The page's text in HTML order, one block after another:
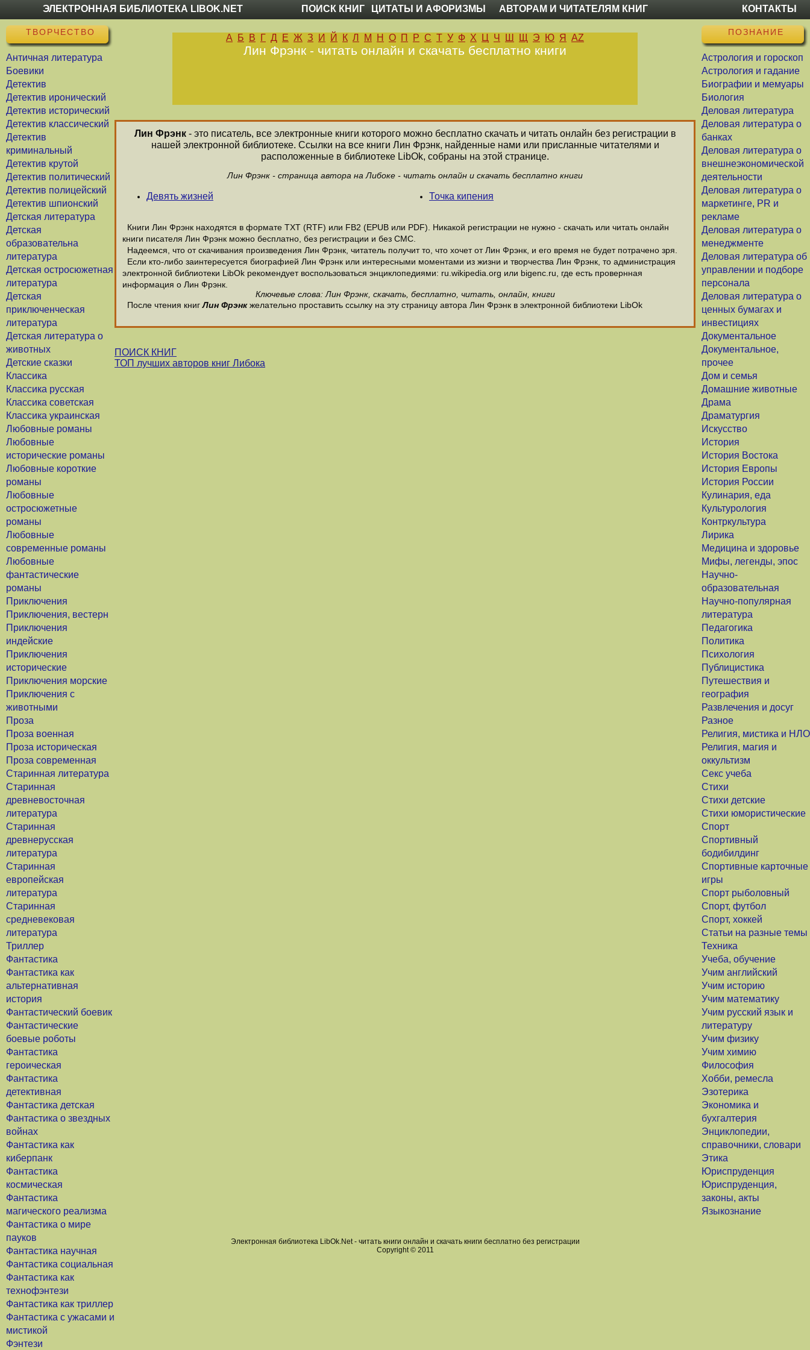
ЭЛЕКТРОННАЯ БИБЛИОТЕКА LIBOK.NET ПОИСК КНИГ ЦИТАТЫ И АФОРИЗМЫ АВТОРАМ И ЧИТАТЕЛЯМ КНИГ КОНТАКТЫ
ТВОРЧЕСТВО
Античная литература
Боевики
Детектив
Детектив иронический
Детектив исторический
Детектив классический
Детектив
криминальный
Детектив крутой
Детектив политический
Детектив полицейский
Детектив шпионский
Детская литература
Детская
образовательна
литература
Детская остросюжетная
литература
Детская
приключенческая
литература
Детская литература о
животных
Детские сказки
Классика
Классика русская
Классика советская
Классика украинская
Любовные романы
Любовные
исторические романы
Любовные короткие
романы
Любовные
остросюжетные
романы
Любовные
современные романы
Любовные
фантастические
романы
Приключения
Приключения, вестерн
Приключения
индейские
Приключения
исторические
Приключения морские
Приключения с
животными
Проза
Проза военная
Проза историческая
Проза современная
Старинная литература
Старинная
древневосточная
литература
Старинная
древнерусская
литература
Старинная
европейская
литература
Старинная
средневековая
литература
Триллер
Фантастика
Фантастика как
альтернативная
история
Фантастический боевик
Фантастические
боевые роботы
Фантастика
героическая
Фантастика
детективная
Фантастика детская
Фантастика о звездных
войнах
Фантастика как
киберпанк
Фантастика
космическая
Фантастика
магического реализма
Фантастика о мире
пауков
Фантастика научная
Фантастика социальная
Фантастика как
технофэнтези
Фантастика как триллер
Фантастика с ужасами и
мистикой
Фэнтези
ПОЗНАНИЕ
Астрология и гороскоп
Астрология и гадание
Биографии и мемуары
Биология
Деловая литература
Деловая литература о
банках
Деловая литература о
внешнеэкономической
деятельности
Деловая литература о
маркетинге, PR и
рекламе
Деловая литература о
менеджменте
Деловая литература об
управлении и подборе
персонала
Деловая литература о
ценных бумагах и
инвестициях
Документальное
Документальное,
прочее
Дом и семья
Домашние животные
Драма
Драматургия
Искусство
История
История Востока
История Европы
История России
Кулинария, еда
Культурология
Контркультура
Лирика
Медицина и здоровье
Мифы, легенды, эпос
Научно-
образовательная
Научно-популярная
литература
Педагогика
Политика
Психология
Публицистика
Путешествия и
география
Развлечения и досуг
Разное
Религия, мистика и НЛО
Религия, магия и
оккультизм
Секс учеба
Стихи
Стихи детские
Стихи юмористические
Спорт
Спортивный
бодибилдинг
Спортивные карточные
игры
Спорт рыболовный
Спорт, футбол
Спорт, хоккей
Статьи на разные темы
Техника
Учеба, обучение
Учим английский
Учим историю
Учим математику
Учим русский язык и
литературу
Учим физику
Учим химию
Философия
Хобби, ремесла
Эзотерика
Экономика и
бухгалтерия
Энциклопедии,
справочники, словари
Этика
Юриспруденция
Юриспруденция,
законы, акты
Языкознание
А Б В Г Д Е Ж З И Й К Л М Н О П Р С Т У Ф Х Ц Ч Ш Щ Э Ю Я AZ
Лин Фрэнк - читать онлайн и скачать бесплатно книги
Лин Фрэнк- это писатель, все электронные книги которого можно бесплатно скачать и читать онлайн без регистрации в
нашей электронной библиотеке. Ссылки на все книги Лин Фрэнк, найденные нами или присланные читателями и
расположенные в библиотеке LibOk, собраны на этой странице.
Лин Фрэнк - страница автора на Либоке - читать онлайн и скачать бесплатно книги
Девять жизней Точка кипения
Книги Лин Фрэнк находятся в формате ТХТ (RTF) или FB2 (EPUB или PDF). Никакой регистрации не нужно - скачать или читать онлайн
книги писателя Лин Фрэнк можно бесплатно, без регистрации и без СМС.
Надеемся, что от скачивания произведения Лин Фрэнк, читатель получит то, что хочет от Лин Фрэнк, и его время не будет потрачено зря.
Если кто-либо заинтересуется биографией Лин Фрэнк или интересными моментами из жизни и творчества Лин Фрэнк, то администрация
электронной библиотеки LibOk рекомендует воспользоваться энциклопедиями: ru.wikipedia.org или bigenc.ru, где есть провернная
информация о Лин Фрэнк.
Ключевые слова: Лин Фрэнк, скачать, бесплатно, читать, онлайн, книги
После чтения книгЛин Фрэнкжелательно проставить ссылку на эту страницу автора Лин Фрэнк в электронной библиотеки LibOk
ПОИСК КНИГ
ТОП лучших авторов книг Либока
Электронная библиотека LibOk.Net - читать книги онлайн и скачать книги бесплатно без регистрации
Copyright © 2011